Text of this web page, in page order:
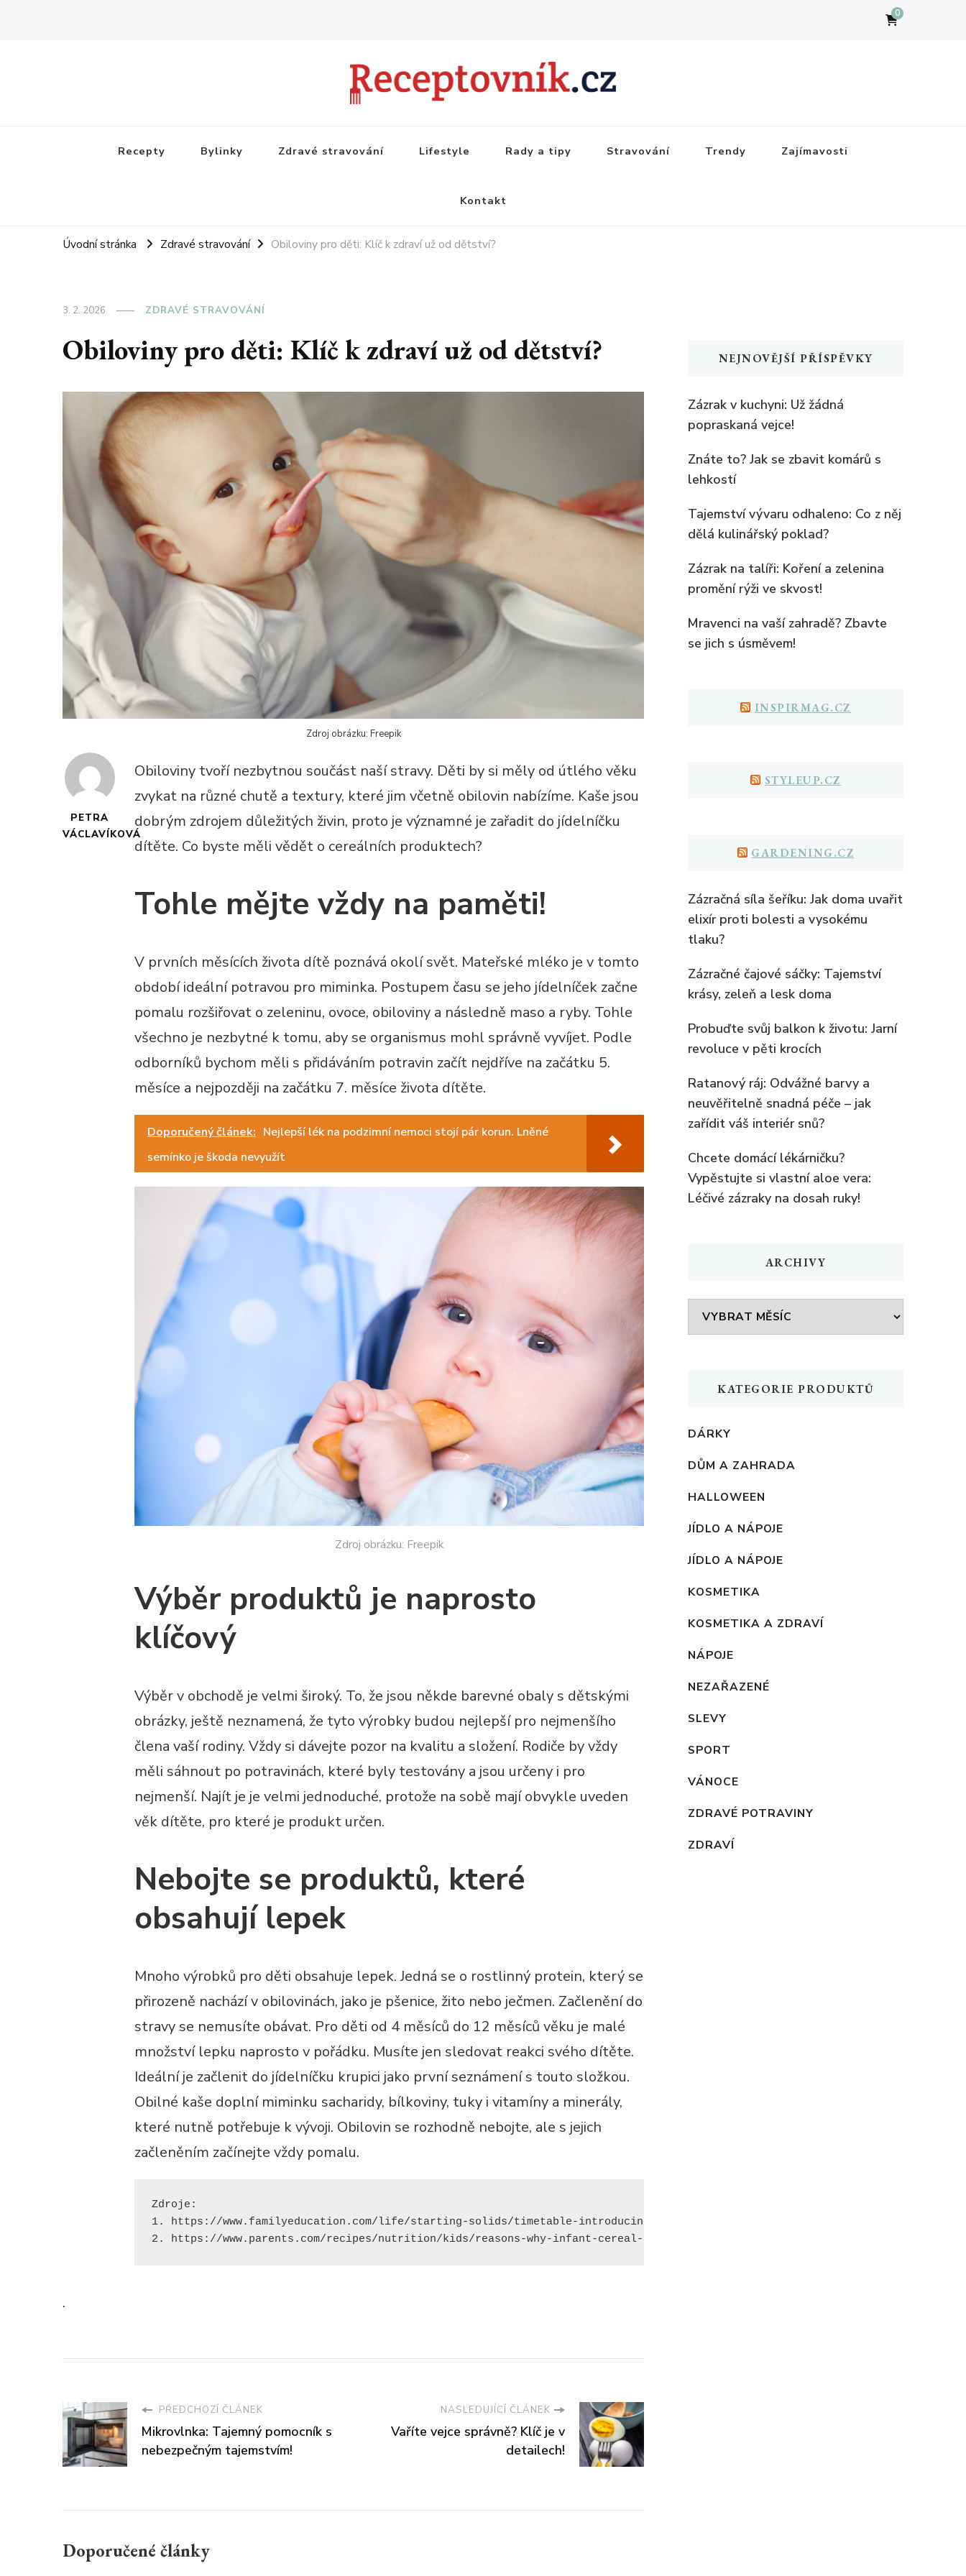
0
Recepty Bylinky Zdravé stravování Lifestyle Rady a tipy Stravování Trendy Zajímavosti
Kontakt
Úvodní stránka Zdravé stravování Obiloviny pro děti: Klíč k zdraví už od dětství?
3. 2. 2026 ZDRAVÉ STRAVOVÁNÍ
Obiloviny pro děti: Klíč k zdraví už od dětství?
Zdroj obrázku: Freepik
PETRA
VÁCLAVÍKOVÁ
Obiloviny tvoří nezbytnou součást naší stravy. Děti by si měly od útlého věku
zvykat na různé chutě a textury, které jim včetně obilovin nabízíme. Kaše jsou
dobrým zdrojem důležitých živin, proto je významné je zařadit do jídelníčku
dítěte. Co byste měli vědět o cereálních produktech?
Tohle mějte vždy na paměti!
V prvních měsících života dítě poznává okolí svět. Mateřské mléko je v tomto
období ideální potravou pro miminka. Postupem času se jeho jídelníček začne
pomalu rozšiřovat o zeleninu, ovoce, obiloviny a následně maso a ryby. Tohle
všechno je nezbytné k tomu, aby se organismus mohl správně vyvíjet. Podle
odborníků bychom měli s přidáváním potravin začít nejdříve na začátku 5.
měsíce a nejpozději na začátku 7. měsíce života dítěte.
Doporučený článek: Nejlepší lék na podzimní nemoci stojí pár korun. Lněné
semínko je škoda nevyužít
Zdroj obrázku: Freepik
Výběr produktů je naprosto
klíčový
Výběr v obchodě je velmi široký. To, že jsou někde barevné obaly s dětskými
obrázky, ještě neznamená, že tyto výrobky budou nejlepší pro nejmenšího
člena vaší rodiny. Vždy si dávejte pozor na kvalitu a složení. Rodiče by vždy
měli sáhnout po potravinách, které byly testovány a jsou určeny i pro
nejmenší. Najít je je velmi jednoduché, protože na sobě mají obvykle uveden
věk dítěte, pro které je produkt určen.
Nebojte se produktů, které
obsahují lepek
Mnoho výrobků pro děti obsahuje lepek. Jedná se o rostlinný protein, který se
přirozeně nachází v obilovinách, jako je pšenice, žito nebo ječmen. Začlenění do
stravy se nemusíte obávat. Pro děti od 4 měsíců do 12 měsíců věku je malé
množství lepku naprosto v pořádku. Musíte jen sledovat reakci svého dítěte.
Ideální je začlenit do jídelníčku krupici jako první seznámení s touto složkou.
Obilné kaše doplní miminku sacharidy, bílkoviny, tuky i vitamíny a minerály,
které nutně potřebuje k vývoji. Obilovin se rozhodně nebojte, ale s jejich
začleněním začínejte vždy pomalu.
Zdroje:
1. https://www.familyeducation.com/life/starting-solids/timetable-introducing-cereal-infants
2. https://www.parents.com/recipes/nutrition/kids/reasons-why-infant-cereal-rocks/
.
PŘEDCHOZÍ ČLÁNEK
Mikrovlnka: Tajemný pomocník s
nebezpečným tajemstvím!
NASLEDUJÍCÍ ČLÁNEK
Vaříte vejce správně? Klíč je v
detailech!
Doporučené články
NEJNOVĚJŠÍ PŘÍSPĚVKY
Zázrak v kuchyni: Už žádná
popraskaná vejce!
Znáte to? Jak se zbavit komárů s
lehkostí
Tajemství vývaru odhaleno: Co z něj
dělá kulinářský poklad?
Zázrak na talíři: Koření a zelenina
promění rýži ve skvost!
Mravenci na vaší zahradě? Zbavte
se jich s úsměvem!
INSPIRMAG.CZ
STYLEUP.CZ
GARDENING.CZ
Zázračná síla šeříku: Jak doma uvařit
elixír proti bolesti a vysokému
tlaku?
Zázračné čajové sáčky: Tajemství
krásy, zeleň a lesk doma
Probuďte svůj balkon k životu: Jarní
revoluce v pěti krocích
Ratanový ráj: Odvážné barvy a
neuvěřitelně snadná péče – jak
zařídit váš interiér snů?
Chcete domácí lékárničku?
Vypěstujte si vlastní aloe vera:
Léčivé zázraky na dosah ruky!
ARCHIVY
Archivy
KATEGORIE PRODUKTŮ
DÁRKY
DŮM A ZAHRADA
HALLOWEEN
JÍDLO A NÁPOJE
JÍDLO A NÁPOJE
KOSMETIKA
KOSMETIKA A ZDRAVÍ
NÁPOJE
NEZAŘAZENÉ
SLEVY
SPORT
VÁNOCE
ZDRAVÉ POTRAVINY
ZDRAVÍ